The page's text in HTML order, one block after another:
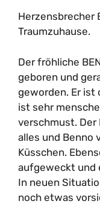
Herzensbrecher
Traumzuhause.
Der fröhliche
geboren und
geworden. Er ist
ist sehr
verschmust. Der
alles und Benno
Küsschen.
aufgeweckt und
In neuen
noch etwas